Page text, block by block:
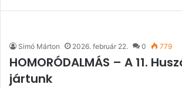
Simó Márton 2026. február 22. 0 779
HOMORÓDALMÁS – A 11.
jártunk